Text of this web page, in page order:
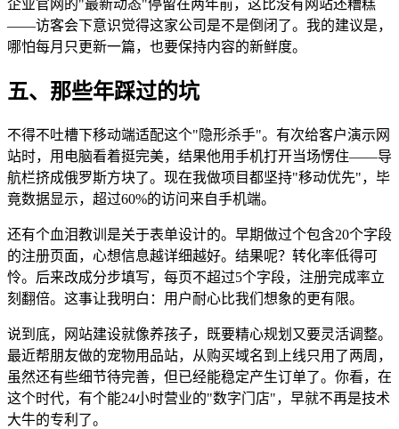
企业官网的"最新动态"停留在两年前，这比没有网站还糟糕
——访客会下意识觉得这家公司是不是倒闭了。我的建议是，
哪怕每月只更新一篇，也要保持内容的新鲜度。
五、那些年踩过的坑
不得不吐槽下移动端适配这个"隐形杀手"。有次给客户演示网
站时，用电脑看着挺完美，结果他用手机打开当场愣住——导
航栏挤成俄罗斯方块了。现在我做项目都坚持"移动优先"，毕
竟数据显示，超过60%的访问来自手机端。
还有个血泪教训是关于表单设计的。早期做过个包含20个字段
的注册页面，心想信息越详细越好。结果呢？转化率低得可
怜。后来改成分步填写，每页不超过5个字段，注册完成率立
刻翻倍。这事让我明白：用户耐心比我们想象的更有限。
说到底，网站建设就像养孩子，既要精心规划又要灵活调整。
最近帮朋友做的宠物用品站，从购买域名到上线只用了两周，
虽然还有些细节待完善，但已经能稳定产生订单了。你看，在
这个时代，有个能24小时营业的"数字门店"，早就不再是技术
大牛的专利了。